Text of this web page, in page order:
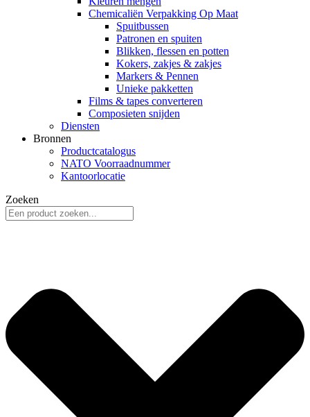
Chemicaliën Verpakking Op Maat
Spuitbussen
Patronen en spuiten
Blikken, flessen en potten
Kokers, zakjes & zakjes
Markers & Pennen
Unieke pakketten
Films & tapes converteren
Composieten snijden
Diensten
Bronnen
Productcatalogus
NATO Voorraadnummer
Kantoorlocatie
Zoeken